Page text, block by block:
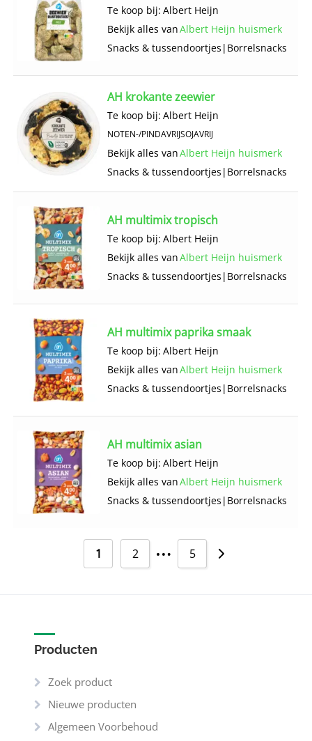
Te koop bij: Albert Heijn
Bekijk alles vanAlbert Heijn huismerk
Snacks & tussendoortjes | Borrelsnacks
AH krokante zeewier
Te koop bij: Albert Heijn
NOTEN-/PINDAVRIJSOJAVRIJ
Bekijk alles vanAlbert Heijn huismerk
Snacks & tussendoortjes | Borrelsnacks
AH multimix tropisch
Te koop bij: Albert Heijn
Bekijk alles vanAlbert Heijn huismerk
Snacks & tussendoortjes | Borrelsnacks
AH multimix paprika smaak
Te koop bij: Albert Heijn
Bekijk alles vanAlbert Heijn huismerk
Snacks & tussendoortjes | Borrelsnacks
AH multimix asian
Te koop bij: Albert Heijn
Bekijk alles vanAlbert Heijn huismerk
Snacks & tussendoortjes | Borrelsnacks
1 2 … 5
Producten
Zoek product
Nieuwe producten
Algemeen Voorbehoud